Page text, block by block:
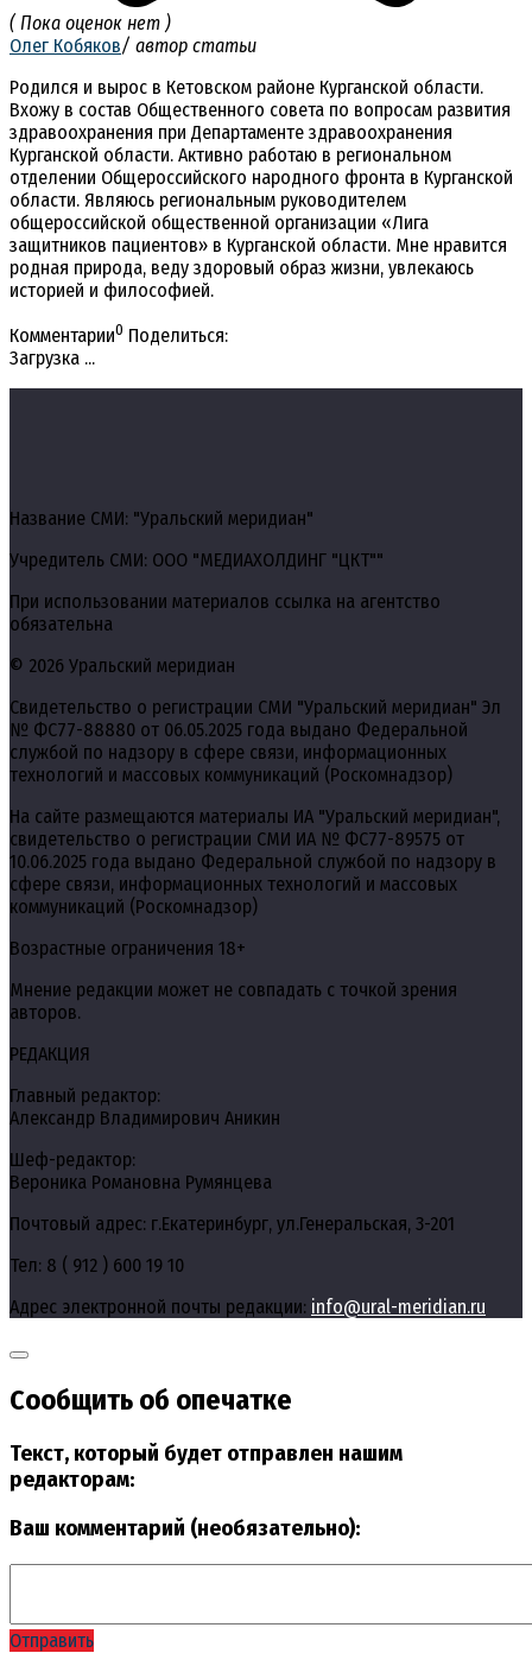
( Пока оценок нет )
Олег Кобяков/ автор статьи
Родился и вырос в Кетовском районе Курганской области.
Вхожу в состав Общественного совета по вопросам развития
здравоохранения при Департаменте здравоохранения
Курганской области. Активно работаю в региональном
отделении Общероссийского народного фронта в Курганской
области. Являюсь региональным руководителем
общероссийской общественной организации «Лига
защитников пациентов» в Курганской области. Мне нравится
родная природа, веду здоровый образ жизни, увлекаюсь
историей и философией.
Комментарии0 Поделиться:
Загрузка ...
Название СМИ: "Уральский меридиан"
Учредитель СМИ: ООО "МЕДИАХОЛДИНГ "ЦКТ""
При использовании материалов ссылка на агентство
обязательна
© 2026 Уральский меридиан
Свидетельство о регистрации СМИ "Уральский меридиан" Эл
№ ФС77-88880 от 06.05.2025 года выдано Федеральной
службой по надзору в сфере связи, информационных
технологий и массовых коммуникаций (Роскомнадзор)
На сайте размещаются материалы ИА "Уральский меридиан",
свидетельство о регистрации СМИ ИА № ФС77-89575 от
10.06.2025 года выдано Федеральной службой по надзору в
сфере связи, информационных технологий и массовых
коммуникаций (Роскомнадзор)
Возрастные ограничения 18+
Мнение редакции может не совпадать с точкой зрения
авторов.
РЕДАКЦИЯ
Главный редактор:
Александр Владимирович Аникин
Шеф-редактор:
Вероника Романовна Румянцева
Почтовый адрес: г.Екатеринбург, ул.Генеральская, 3-201
Тел: 8 ( 912 ) 600 19 10
Адрес электронной почты редакции: info@ural-meridian.ru
Сообщить об опечатке
Текст, который будет отправлен нашим
редакторам:
Ваш комментарий (необязательно):
Отправить